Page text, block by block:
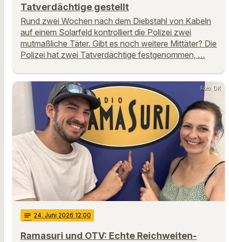
Tatverdächtige gestellt
Rund zwei Wochen nach dem Diebstahl von Kabeln
auf einem Solarfeld kontrolliert die Polizei zwei
mutmaßliche Täter. Gibt es noch weitere Mittäter? Die
Polizei hat zwei Tatverdächtige festgenommen, …
Foto: DK
notes 24. Juni 2026 12:00
Ramasuri und OTV: Echte Reichweiten-